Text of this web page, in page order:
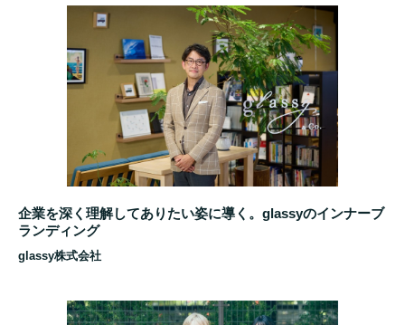
企業を深く理解してありたい姿に導く。glassyのインナーブ
ランディング
glassy株式会社